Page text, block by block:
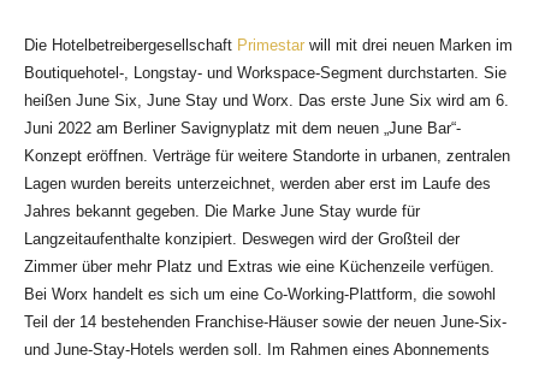
Die Hotelbetreibergesellschaft Primestar will mit drei neuen Marken im
Boutiquehotel-, Longstay- und Workspace-Segment durchstarten. Sie
heißen June Six, June Stay und Worx. Das erste June Six wird am 6.
Juni 2022 am Berliner Savignyplatz mit dem neuen „June Bar“-
Konzept eröffnen. Verträge für weitere Standorte in urbanen, zentralen
Lagen wurden bereits unterzeichnet, werden aber erst im Laufe des
Jahres bekannt gegeben. Die Marke June Stay wurde für
Langzeitaufenthalte konzipiert. Deswegen wird der Großteil der
Zimmer über mehr Platz und Extras wie eine Küchenzeile verfügen.
Bei Worx handelt es sich um eine Co-Working-Plattform, die sowohl
Teil der 14 bestehenden Franchise-Häuser sowie der neuen June-Six-
und June-Stay-Hotels werden soll. Im Rahmen eines Abonnements